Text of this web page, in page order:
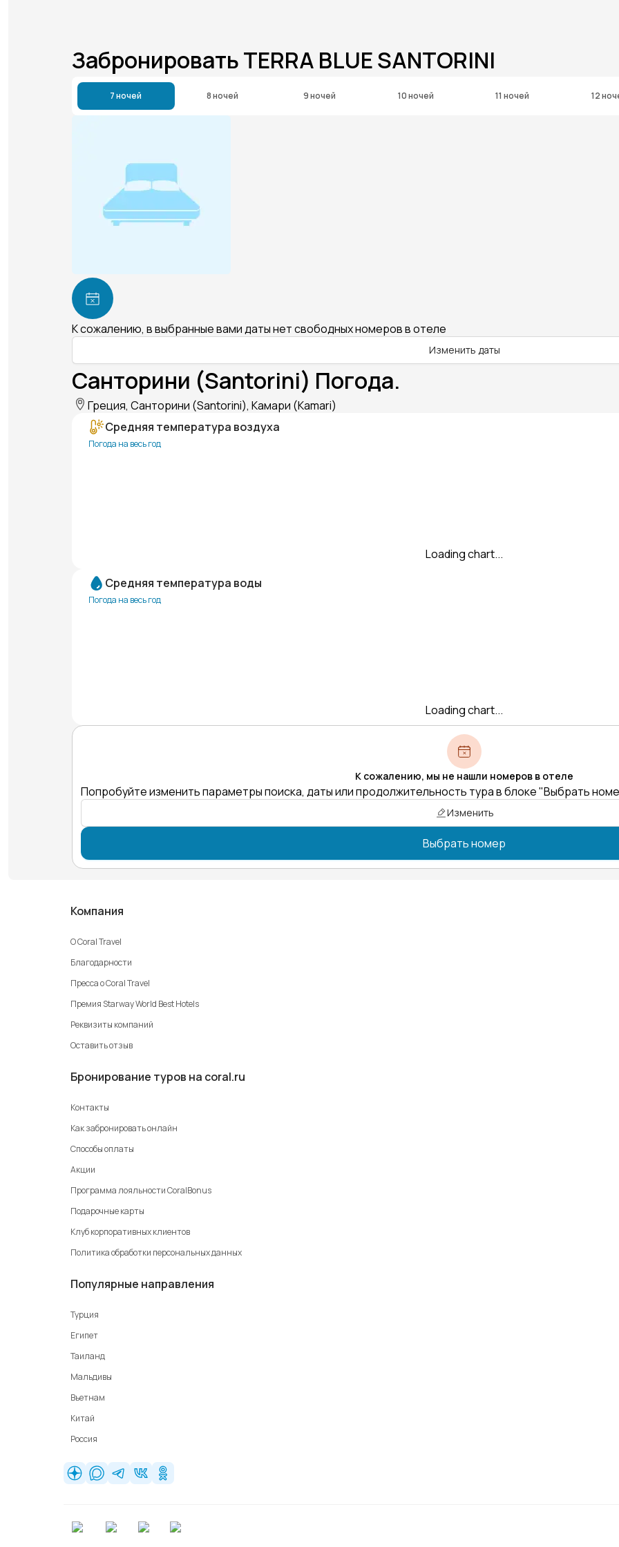
Забронировать TERRA BLUE SANTORINI
7 ночей 8 ночей 9 ночей 10 ночей 11 ночей 12
К сожалению, в выбранные вами даты нет свободных номеров в отеле
Изменить даты
Санторини (Santorini) Погода.
Греция, Санторини (Santorini), Камари (Kamari)
Средняя температура воздуха
Погода на весь год
Loading chart...
Средняя температура воды
Погода на весь год
Loading chart...
К сожалению, мы не нашли номеров в отеле
Попробуйте изменить параметры поиска, даты или продолжительность тура в блоке "Выбрать
Изменить
Выбрать номер
Компания
О Coral Travel
Благодарности
Пресса о Coral Travel
Премия Starway World Best Hotels
Реквизиты компаний
Оставить отзыв
Бронирование туров на coral.ru
Контакты
Как забронировать онлайн
Способы оплаты
Акции
Программа лояльности CoralBonus
Подарочные карты
Клуб корпоративных клиентов
Политика обработки персональных данных
Популярные направления
Турция
Египет
Таиланд
Мальдивы
Вьетнам
Китай
Россия